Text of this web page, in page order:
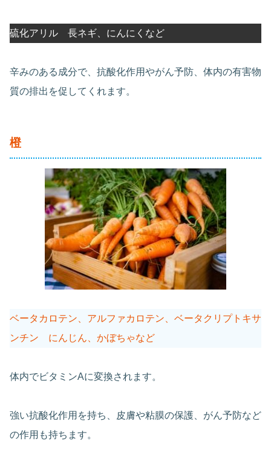
硫化アリル 長ネギ、にんにくなど
辛みのある成分で、抗酸化作用やがん予防、体内の有害物
質の排出を促してくれます。
橙
ベータカロテン、アルファカロテン、ベータクリプトキサ
ンチン にんじん、かぼちゃなど
体内でビタミンAに変換されます。
強い抗酸化作用を持ち、皮膚や粘膜の保護、がん予防など
の作用も持ちます。